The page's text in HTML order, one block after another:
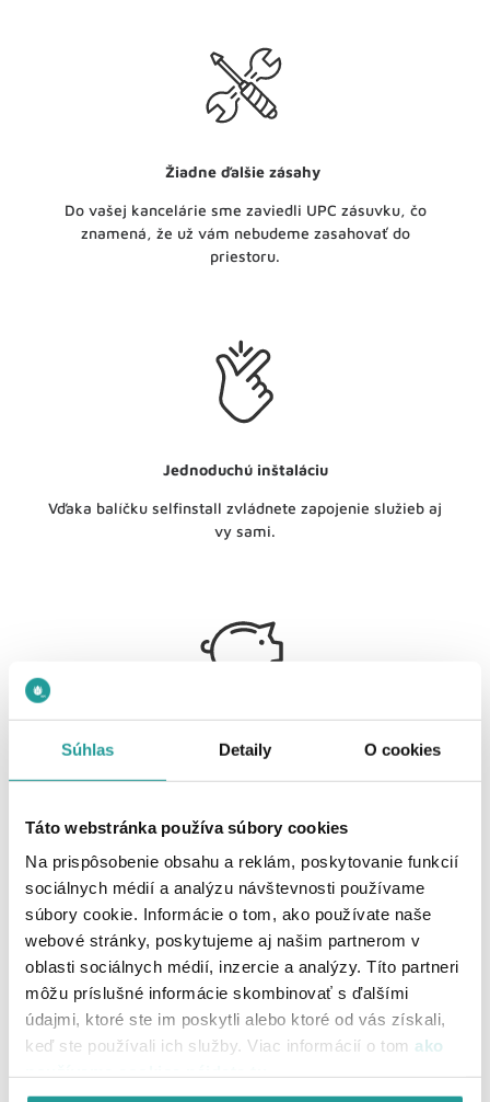
Súhlas Detaily O cookies
Táto webstránka používa súbory cookies
Na prispôsobenie obsahu a reklám, poskytovanie funkcií
sociálnych médií a analýzu návštevnosti používame
súbory cookie. Informácie o tom, ako používate naše
webové stránky, poskytujeme aj našim partnerom v
oblasti sociálnych médií, inzercie a analýzy. Títo partneri
môžu príslušné informácie skombinovať s ďalšími
údajmi, ktoré ste im poskytli alebo ktoré od vás získali,
keď ste používali ich služby. Viac informácií o tom ako
Žiadne ďalšie zásahy
Do vašej kancelárie sme zaviedli UPC zásuvku, čo
znamená, že už vám nebudeme zasahovať do
priestoru.
Jednoduchú inštaláciu
Vďaka balíčku selfinstall zvládnete zapojenie služieb aj
vy sami.
3 mesiace zadarmo
Užívajte si prvé 3 mesiace internetu aj televízie
1 Gbit/s pripojenie
Garancia pevného pripojenia pre najnáročnejších s
rýchlosťou až do 1 Gbit/s.